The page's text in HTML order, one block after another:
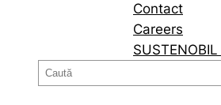
Contact
Careers
C
a